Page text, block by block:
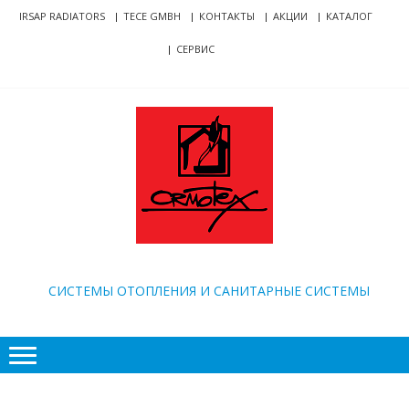
Skip
SkipIRSAP RADIATORS TECE GMBH КОНТАКТЫ АКЦИИ КАТАЛОГ
СЕРВИС
CИСТЕМЫ ОТОПЛЕНИЯ И САНИТАРНЫЕ СИСТЕМЫ